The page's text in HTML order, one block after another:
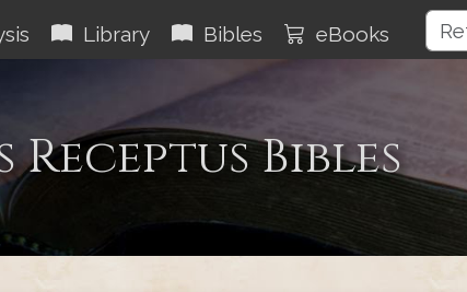
Library Bibles eBooks
Receptus Bibles